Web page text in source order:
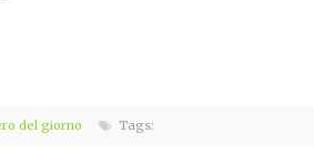
del giorno Tags: